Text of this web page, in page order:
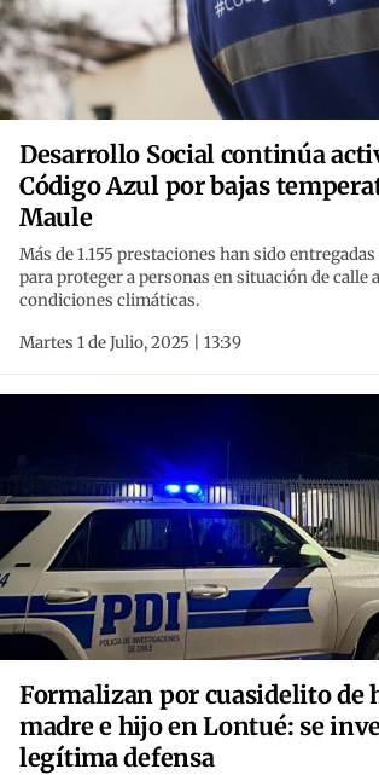
Desarrollo Social continúa
Código Azul por bajas
Maule
Más de 1.155 prestaciones han sido
para proteger a personas en situación de calle
condiciones climáticas.
Martes 1 de Julio, 2025 | 13:39
Formalizan por cuasidelito de
madre e hijo en Lontué: se
legítima defensa